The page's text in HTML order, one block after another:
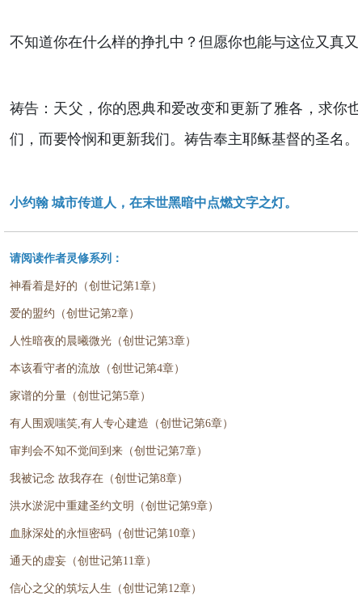
不知道你在什么样的挣扎中？但愿你也能与这位又真
祷告：天父，你的恩典和爱改变和更新了雅各，求你
们，而要怜悯和更新我们。祷告奉主耶稣基督的圣名
小约翰 城市传道人，在末世黑暗中点燃文字之灯。
请阅读作者灵修系列：
神看着是好的（创世记第1章）
爱的盟约（创世记第2章）
人性暗夜的晨曦微光（创世记第3章）
本该看守者的流放（创世记第4章）
家谱的分量（创世记第5章）
有人围观嗤笑,有人专心建造（创世记第6章）
审判会不知不觉间到来（创世记第7章）
我被记念 故我存在（创世记第8章）
洪水淤泥中重建圣约文明（创世记第9章）
血脉深处的永恒密码（创世记第10章）
通天的虚妄（创世记第11章）
信心之父的筑坛人生（创世记第12章）